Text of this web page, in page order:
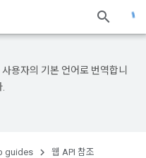
용자의 기본 언어로 번역합니
guides 웹 API 참조